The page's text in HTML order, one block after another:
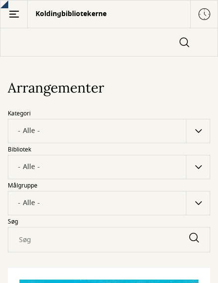
Gå
hovedindhold
Koldingbibliotekerne
Arrangementer
Kategori
Bibliotek
Målgruppe
Søg